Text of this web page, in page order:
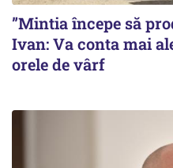
”Mintia începe să
Ivan: Va conta mai
orele de vârf